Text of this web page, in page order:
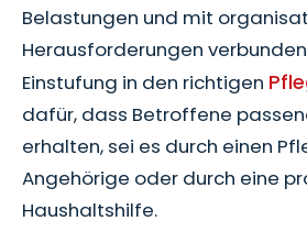
Belastungen und mit
Herausforderungen
Einstufung in den richtigen
dafür, dass Betroffene
erhalten, sei es durch einen
Angehörige oder durch eine
Haushaltshilfe.